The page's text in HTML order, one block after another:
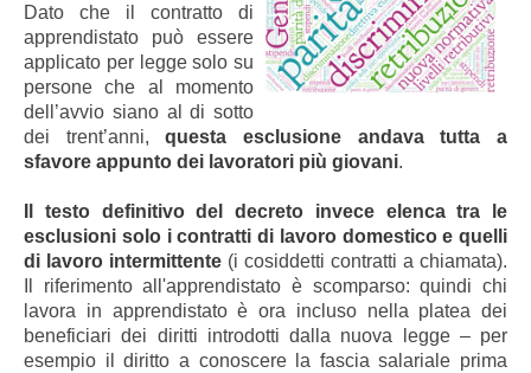
Dato che il contratto di
apprendistato può essere
applicato per legge solo su
persone che al momento
dell’avvio siano al di sotto
dei trent’anni,questa esclusione andava tutta a
sfavore appunto dei lavoratori più giovani.
Il testo definitivo del decreto invece elenca tra le
esclusioni solo i contratti di lavoro domestico e quelli
di lavoro intermittente (i cosiddetti contratti a chiamata).
Il riferimento all'apprendistato è scomparso: quindi chi
lavora in apprendistato è ora incluso nella platea dei
beneficiari dei diritti introdotti dalla nuova legge – per
esempio il diritto a conoscere la fascia salariale prima